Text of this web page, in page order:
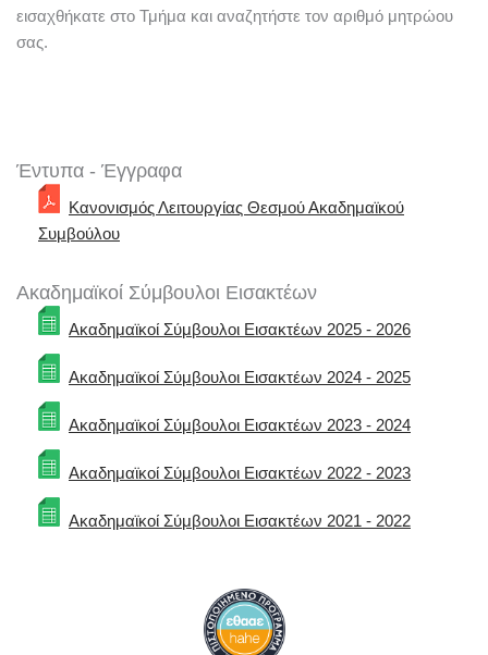
εισαχθήκατε στο Τμήμα και αναζητήστε τον αριθμό μητρώου
σας.
Έντυπα - Έγγραφα
Κανονισμός Λειτουργίας Θεσμού Ακαδημαϊκού
Συμβούλου
Ακαδημαϊκοί Σύμβουλοι Εισακτέων
Ακαδημαϊκοί Σύμβουλοι Εισακτέων 2025 - 2026
Ακαδημαϊκοί Σύμβουλοι Εισακτέων 2024 - 2025
Ακαδημαϊκοί Σύμβουλοι Εισακτέων 2023 - 2024
Ακαδημαϊκοί Σύμβουλοι Εισακτέων 2022 - 2023
Ακαδημαϊκοί Σύμβουλοι Εισακτέων 2021 - 2022